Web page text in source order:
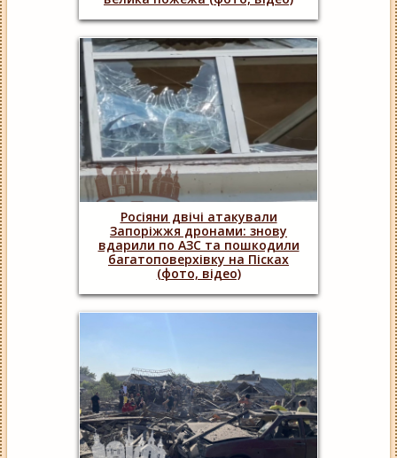
Росіяни двічі атакували
Запоріжжя дронами: знову
вдарили по АЗС та пошкодили
багатоповерхівку на Пісках
(фото, відео)